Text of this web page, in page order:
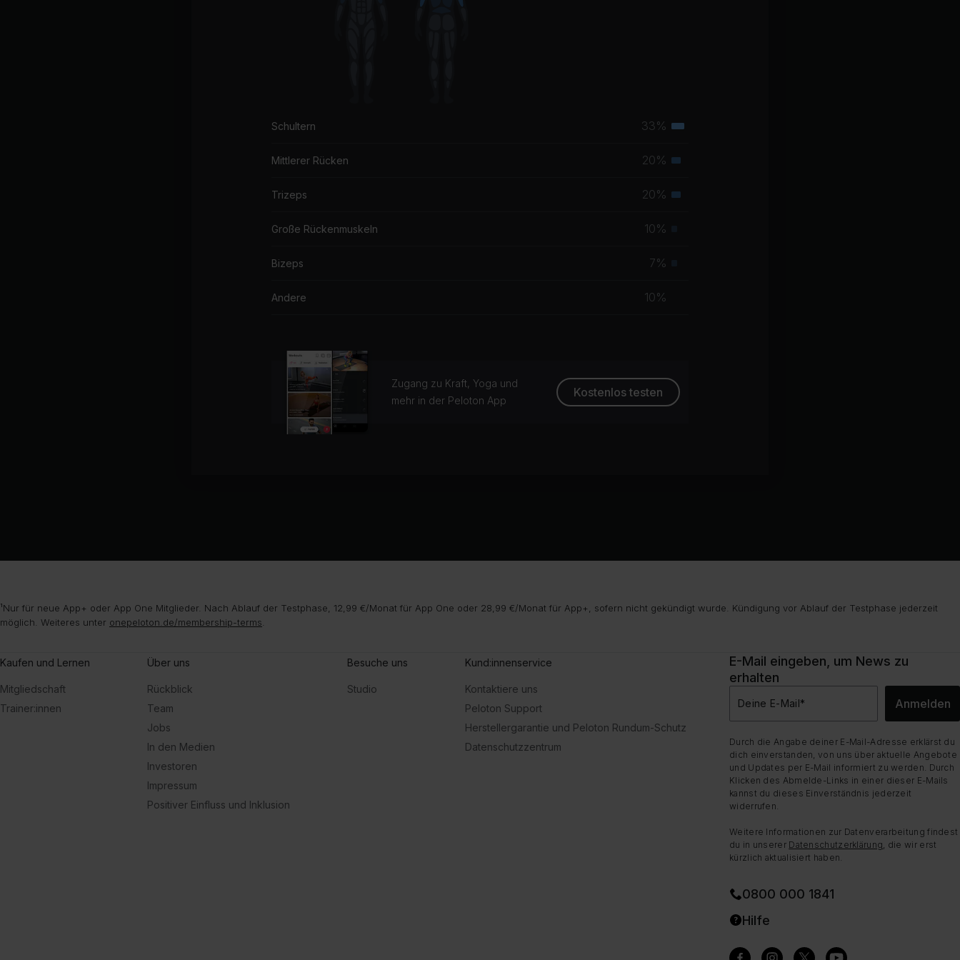
Schultern 33% Tertiäre
Mittlerer Rücken 20% Sekundäre
Trizeps 20% Sekundäre
Große Rückenmuskeln 10%
Bizeps 7%
Andere 10%
Zugang zu Kraft, Yoga und
mehr in der Peloton App
Kostenlos testen
¹Nur für neue App+ oder App One Mitglieder. Nach Ablauf der Testphase, 12,99 €/Monat für App One oder 28,99 €/Monat für App+, sofern nicht gekündigt wurde. Kündigung vor Ablauf der Testphase jederzeit
möglich. Weiteres unter onepeloton.de/membership-terms
Kaufen und Lernen
Mitgliedschaft
Trainer:innen
Über uns
Rückblick
Team
Jobs
In den Medien
Investoren
Impressum
Positiver Einfluss und Inklusion
Besuche uns
Studio
Kund:innenservice
Kontaktiere uns
Peloton Support
Herstellergarantie und Peloton Rundum-Schutz
Datenschutzzentrum
E-Mail eingeben, um News zu
erhalten
Deine E-Mail* Anmelden
Durch die Angabe deiner E-Mail-Adresse erklärst du
dich einverstanden, von uns über aktuelle Angebote
und Updates per E-Mail informiert zu werden. Durch
Klicken des Abmelde-Links in einer dieser E-Mails
kannst du dieses Einverständnis jederzeit
widerrufen.
Weitere Informationen zur Datenverarbeitung findest
du in unserer Datenschutzerklärung, die wir erst
kürzlich aktualisiert haben.
0800 000 1841
Hilfe